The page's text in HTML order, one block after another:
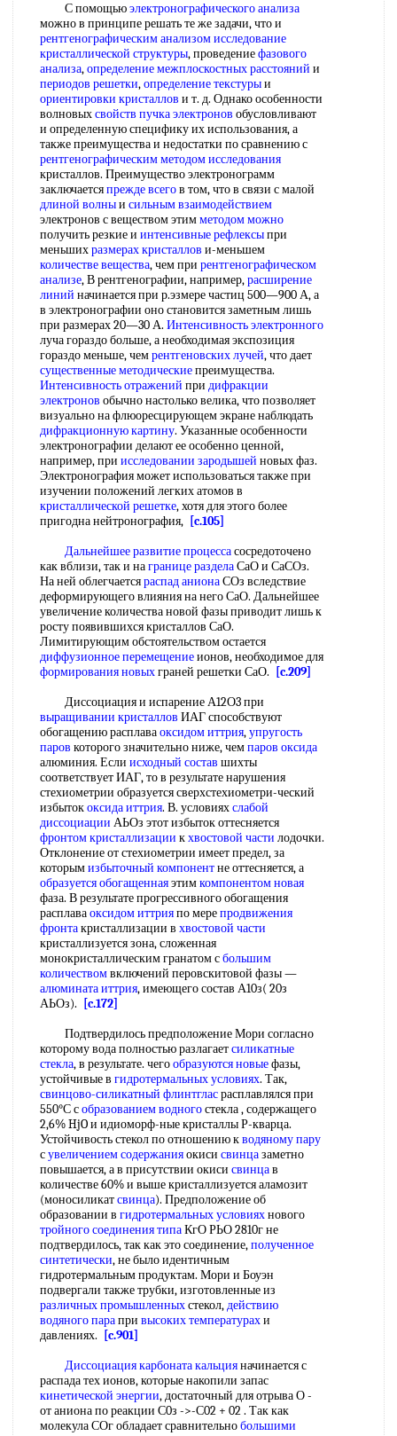
С помощьюэлектронографического анализа
можно в принципе решать те же задачи, что и
рентгенографическим анализомисследование
кристаллической структуры, проведениефазового
анализа,определение межплоскостных расстояний и
периодов решетки,определение текстурыи
ориентировки кристаллов и т. д. Однако особенности
волновыхсвойств пучка электронов обусловливают
и определенную специфику их использования, а
также преимущества и недостатки по сравнению с
рентгенографическим методом исследования
кристаллов. Преимущество электронограмм
заключаетсяпрежде всегов том, что в связи с малой
длиной волныи сильным взаимодействием
электронов с веществом этимметодом можно
получить резкие и интенсивные рефлексыпри
меньшихразмерах кристаллов и-меньшем
количестве вещества, чем при рентгенографическом
анализе, В рентгенографии, например,расширение
линий начинается при р.эзмере частиц 500—900 А, а
в электронографии оно становится заметным лишь
при размерах 20—30 А. Интенсивность электронного
луча гораздо больше, а необходимая экспозиция
гораздо меньше, чемрентгеновских лучей, что дает
существенные методическиепреимущества.
Интенсивность отражений при дифракции
электронов обычно настолько велика, что позволяет
визуально на флюоресцирующем экране наблюдать
дифракционную картину. Указанные особенности
электронографии делают ее особенно ценной,
например, при исследовании зародышей новых фаз.
Электронография может использоваться также при
изучении положений легких атомов в
кристаллической решетке, хотя для этого более
пригодна нейтронография, [c.105]
Дальнейшее развитие процессасосредоточено
как вблизи, так и награнице разделаСаО и СаСОз.
На ней облегчаетсяраспад анионаСОз вследствие
деформирующего влияния на него СаО. Дальнейшее
увеличение количества новой фазы приводит лишь к
росту появившихся кристаллов СаО.
Лимитирующим обстоятельством остается
диффузионное перемещениеионов, необходимое для
формирования новыхграней решетки СаО.
[c.209]
Диссоциация и испарение А12О3 при
выращивании кристаллов ИАГ способствуют
обогащению расплаваоксидом иттрия,упругость
паров которого значительно ниже, чемпаров оксида
алюминия. Если исходный состав шихты
соответствует ИАГ, то в результате нарушения
стехиометрии образуется сверхстехиометри-ческий
избытококсида иттрия. В. условияхслабой
диссоциации АЬОз этот избыток оттесняется
фронтом кристаллизации кхвостовой части лодочки.
Отклонение от стехиометрии имеет предел, за
которымизбыточный компонентне оттесняется, а
образуется обогащеннаяэтимкомпонентом новая
фаза. В результате прогрессивного обогащения
расплаваоксидом иттрияпо мерепродвижения
фронтакристаллизации в хвостовой части
кристаллизуется зона, сложенная
монокристаллическим гранатом сбольшим
количествомвключений перовскитовой фазы —
алюмината иттрия, имеющего состав А10з( 20з
АЬОз).
[c.172]
Подтвердилось предположение Мори согласно
которому вода полностью разлагаетсиликатные
стекла, в результате. чегообразуются новыефазы,
устойчивые в гидротермальных условиях. Так,
свинцово-силикатный флинтгласрасплавлялся при
550°С собразованием водногостекла , содержащего
2,6% HjO и идиоморф-ные кристаллы Р-кварца.
Устойчивость стекол по отношению кводяному пару
сувеличением содержанияокиси свинцазаметно
повышается, а в присутствии окиси свинцав
количестве 60% и выше кристаллизуется аламозит
(моносиликатсвинца). Предположение об
образовании в гидротермальных условияхнового
тройного соединения типаКгО РЬО 2810г не
подтвердилось, так как это соединение,полученное
синтетически, не было идентичным
гидротермальным продуктам. Мори и Боуэн
подвергали также трубки, изготовленные из
различных промышленныхстекол,действию
водяного парапри высоких температурахи
давлениях.
[c.901]
Диссоциация карбоната кальцияначинается с
распада тех ионов, которые накопили запас
кинетической энергии, достаточный для отрыва О -
от аниона по реакции С0з ->-С02 + 02 . Так как
молекула СОг обладает сравнительнобольшими